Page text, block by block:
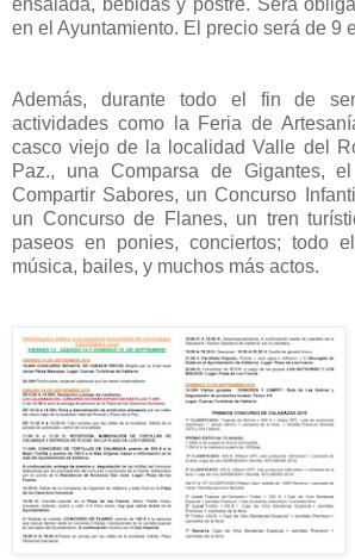
en el Ayuntamiento. El precio será de 9
Además, durante todo el fin de
actividades como la Feria de
casco viejo de la localidad Valle del
Paz., una Comparsa de Gigantes,
Compartir Sabores, un Concurso
un Concurso de Flanes, un tren
paseos en ponies, conciertos; todo
música, bailes, y muchos más actos.